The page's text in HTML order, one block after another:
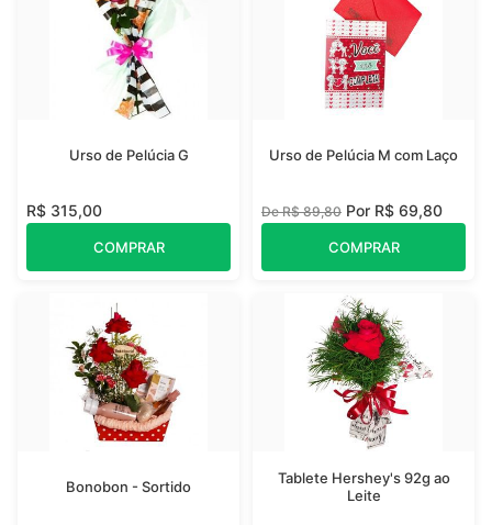
Urso de Pelúcia G
R$ 315,00
COMPRAR
Urso de Pelúcia M com Laço
De R$ 89,80 Por R$ 69,80
COMPRAR
Bonobon - Sortido
Tablete Hershey's 92g ao
Leite